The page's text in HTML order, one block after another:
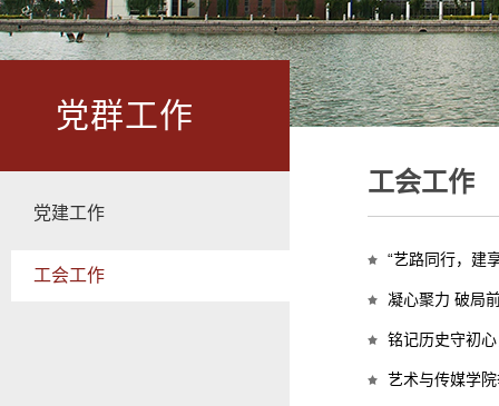
党群工作
党建工作
工会工作
工会工作
“艺路同行，建
凝心聚力 破局
铭记历史守初
艺术与传媒学